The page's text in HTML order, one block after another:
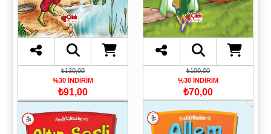
₺130,00
%30 İNDİRİM
₺91,00
₺100,00
%30 İNDİRİM
₺70,00